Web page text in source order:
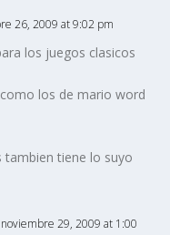
26, 2009 at 9:02 pm
los juegos clasicos
los de mario word
tiene lo suyo
29, 2009 at 1:00